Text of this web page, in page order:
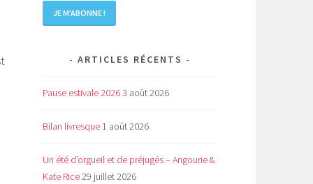
ARTICLES RÉCENTS
Pause estivale 20263 août 2026
Bilan livresque 1 août 2026
Un été d’orgueil et de préjugés – Angourie &
Kate Rice29 juillet 2026